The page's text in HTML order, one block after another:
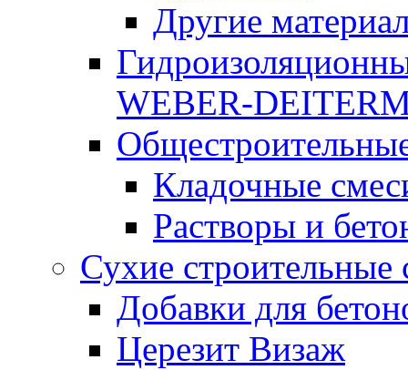
Другие
WEBER-
Кладочные
Растворы и
Сухие строительные
Добавки для
Церезит Визаж